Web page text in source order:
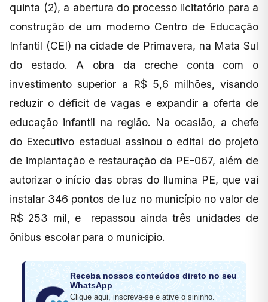
quinta (2), a abertura do processo licitatório para a
construção de um moderno Centro de Educação
Infantil (CEI) na cidade de Primavera, na Mata Sul
do estado. A obra da creche conta com o
investimento superior a R$ 5,6 milhões, visando
reduzir o déficit de vagas e expandir a oferta de
educação infantil na região. Na ocasião, a chefe
do Executivo estadual assinou o edital do projeto
de implantação e restauração da PE-067, além de
autorizar o início das obras do Ilumina PE, que vai
instalar 346 pontos de luz no município no valor de
R$ 253 mil, e repassou ainda três unidades de
ônibus escolar para o município.
Receba nossos conteúdos direto no seu
WhatsApp
Clique aqui, inscreva-se e ative o sininho.